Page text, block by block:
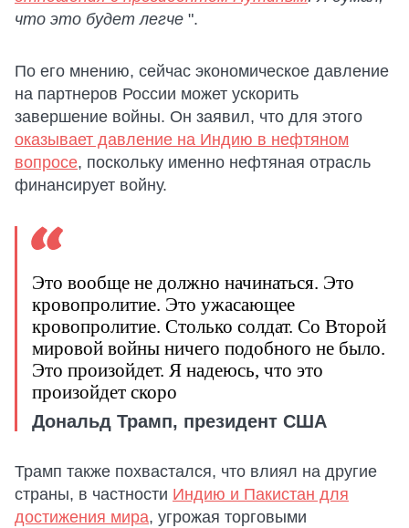
что это будет легче ".
По его мнению, сейчас экономическое давление
на партнеров России может ускорить
завершение войны. Он заявил, что для этого
оказывает давление на Индию в нефтяном
вопросе, поскольку именно нефтяная отрасль
финансирует войну.
Это вообще не должно начинаться. Это
кровопролитие. Это ужасающее
кровопролитие. Столько солдат. Со Второй
мировой войны ничего подобного не было.
Это произойдет. Я надеюсь, что это
произойдет скоро
Дональд Трамп, президент США
Трамп также похвастался, что влиял на другие
страны, в частности Индию и Пакистан для
достижения мира, угрожая торговыми